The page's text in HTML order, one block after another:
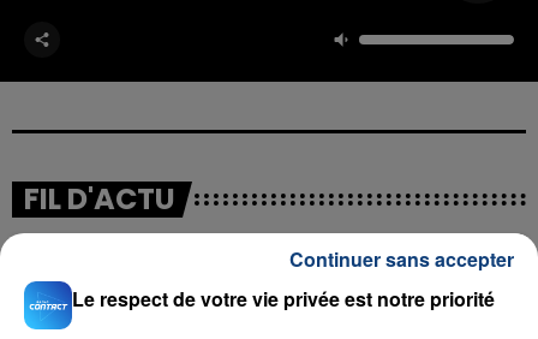
FIL D'ACTU
Le respect de votre vie privée est notre priorité
Continuer sans accepter